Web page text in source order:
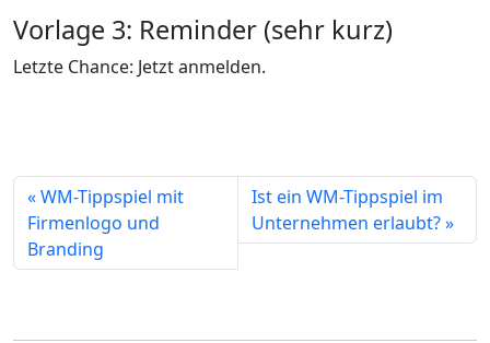
Vorlage 3: Reminder (sehr kurz)
Letzte Chance: Jetzt anmelden.
« WM-Tippspiel mit
Firmenlogo und
Branding
Ist ein WM-Tippspiel im
Unternehmen erlaubt? »